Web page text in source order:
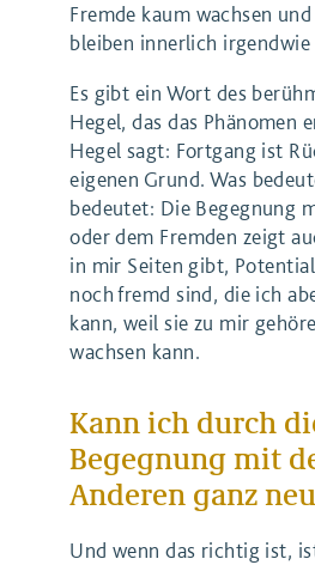
Fremde kaum wachsen
bleiben innerlich irgendwie
Es gibt ein Wort des
Hegel, das das Phänomen
Hegel sagt: Fortgang ist
eigenen Grund. Was
bedeutet: Die Begegnung
oder dem Fremden zeigt
in mir Seiten gibt,
noch fremd sind, die ich
kann, weil sie zu mir
wachsen kann.
Kann ich durch
Begegnung mit
Anderen ganz
Und wenn das richtig ist,